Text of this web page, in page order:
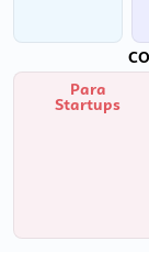
Para
Startups